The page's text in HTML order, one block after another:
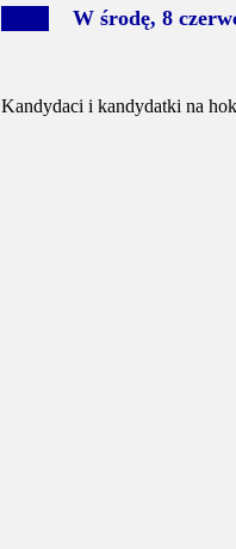
W środę, 8
Kandydaci i kandydatki na